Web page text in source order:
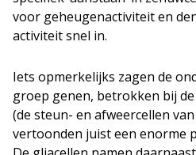
voor geheugenactiviteit en
activiteit snel in.
Iets opmerkelijks zagen de
groep genen, betrokken bij
(de steun- en afweercellen
vertoonden juist een enorme